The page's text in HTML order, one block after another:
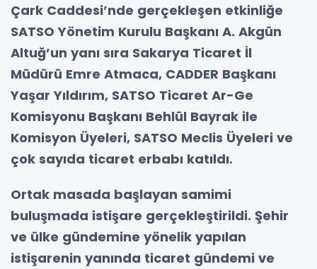
Çark Caddesi’nde gerçekleşen etkinliğe
SATSO Yönetim Kurulu Başkanı A. Akgün
Altuğ’un yanı sıra Sakarya Ticaret İl
Müdürü Emre Atmaca, CADDER Başkanı
Yaşar Yıldırım, SATSO Ticaret Ar-Ge
Komisyonu Başkanı Behlül Bayrak ile
Komisyon Üyeleri, SATSO Meclis Üyeleri ve
çok sayıda ticaret erbabı katıldı.
Ortak masada başlayan samimi
buluşmada istişare gerçekleştirildi. Şehir
ve ülke gündemine yönelik yapılan
istişarenin yanında ticaret gündemi ve